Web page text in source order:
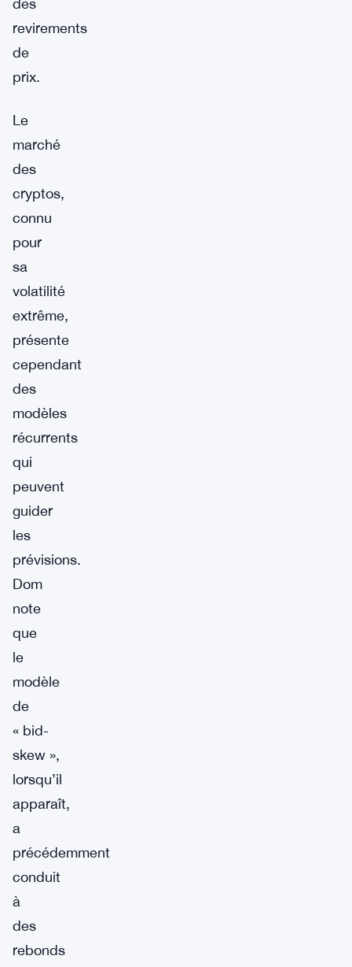
des
revirements
de
prix.
Le
marché
des
cryptos,
connu
pour
sa
volatilité
extrême,
présente
cependant
des
modèles
récurrents
qui
peuvent
guider
les
prévisions.
Dom
note
que
le
modèle
de
« bid-
skew »,
lorsqu’il
apparaît,
a
précédemment
conduit
à
des
rebonds